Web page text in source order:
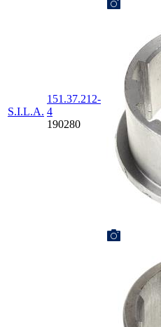
S.I.L.A.
151.37.212-
4
190280